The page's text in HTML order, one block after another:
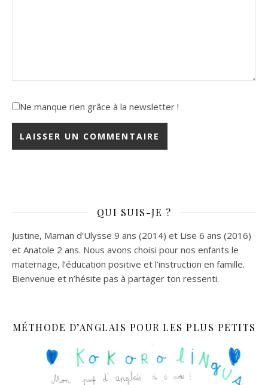
Ne manque rien grâce à la newsletter !
QUI SUIS-JE ?
Justine, Maman d’Ulysse 9 ans (2014) et Lise 6 ans (2016)
et Anatole 2 ans. Nous avons choisi pour nos enfants le
maternage, l’éducation positive et l’instruction en famille.
Bienvenue et n’hésite pas à partager ton ressenti.
MÉTHODE D’ANGLAIS POUR LES PLUS PETITS